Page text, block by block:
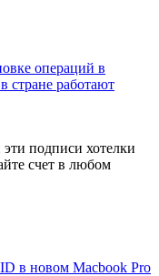
операций в
стране работают
подписи хотелки
счет в любом
в новом Macbook Pro